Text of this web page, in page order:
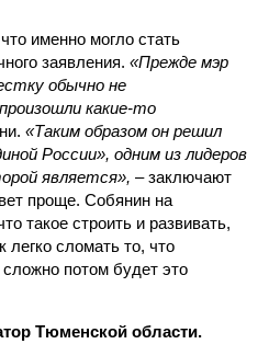
именно могло стать
заявления. «Прежде мэр
обычно не
какие-то
«Таким образом он решил
России», одним из лидеров
является», – заключают
проще. Собянин на
такое строить и развивать,
легко сломать то, что
потом будет это
Тюменской области.